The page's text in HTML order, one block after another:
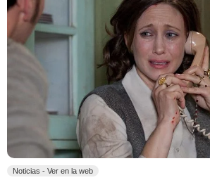
Noticias - Ver en la web